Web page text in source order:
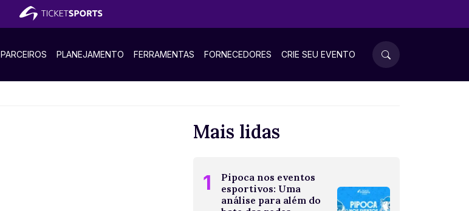
PARCEIROS PLANEJAMENTO FERRAMENTAS FORNECEDORES CRIE SEU EVENTO
Mais lidas
1
Pipoca nos eventos
esportivos: Uma
análise para além do